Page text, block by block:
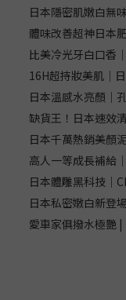
日本隱密肌嫩白無
體味改善超神日本
比美冷光牙白口香
16H超持妝美肌｜
日本溫感水亮顏｜
缺貨王！日本速效
日本千萬熱銷美顏
高人一等成長補給
日本體雕黑科技｜
日本私密嫩白新登
愛車家俱撥水極艷